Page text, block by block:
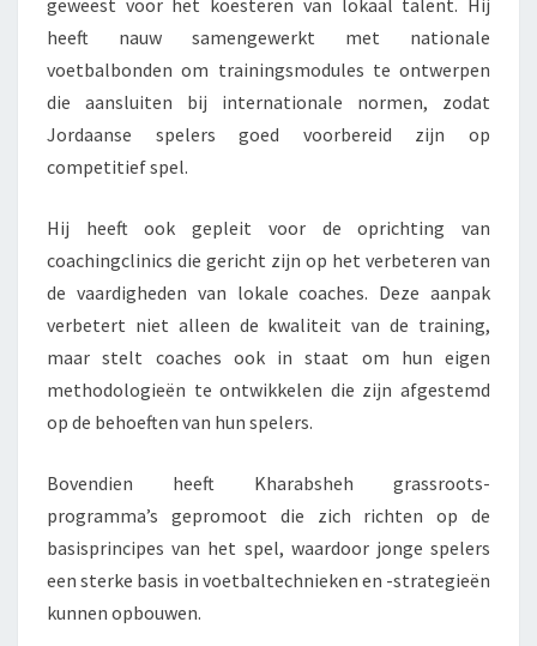
heeft nauw samengewerkt met nationale
voetbalbonden om trainingsmodules te ontwerpen
die aansluiten bij internationale normen, zodat
Jordaanse spelers goed voorbereid zijn op
competitief spel.
Hij heeft ook gepleit voor de oprichting van
coachingclinics die gericht zijn op het verbeteren van
de vaardigheden van lokale coaches. Deze aanpak
verbetert niet alleen de kwaliteit van de training,
maar stelt coaches ook in staat om hun eigen
methodologieën te ontwikkelen die zijn afgestemd
op de behoeften van hun spelers.
Bovendien heeft Kharabsheh grassroots-
programma’s gepromoot die zich richten op de
basisprincipes van het spel, waardoor jonge spelers
een sterke basis in voetbaltechnieken en -strategieën
kunnen opbouwen.